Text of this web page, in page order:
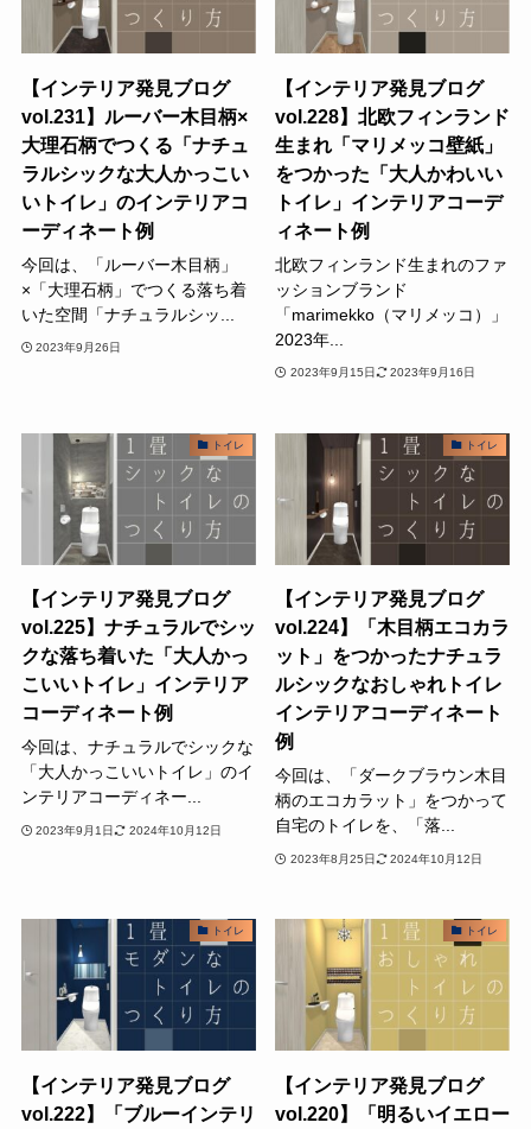
【インテリア発見ブログ
vol.231】ルーバー木目柄×
大理石柄でつくる「ナチュ
ラルシックな大人かっこい
いトイレ」のインテリアコ
ーディネート例
今回は、「ルーバー木目柄」
×「大理石柄」でつくる落ち着
いた空間「ナチュラルシッ...
2023年9月26日
【インテリア発見ブログ
vol.228】北欧フィンランド
生まれ「マリメッコ壁紙」
をつかった「大人かわいい
トイレ」インテリアコーデ
ィネート例
北欧フィンランド生まれのファ
ッションブランド
「marimekko（マリメッコ）」
2023年...
2023年9月15日 2023年9月16日
トイレ
【インテリア発見ブログ
vol.225】ナチュラルでシッ
クな落ち着いた「大人かっ
こいいトイレ」インテリア
コーディネート例
今回は、ナチュラルでシックな
「大人かっこいいトイレ」のイ
ンテリアコーディネー...
2023年9月1日 2024年10月12日
トイレ
【インテリア発見ブログ
vol.224】「木目柄エコカラ
ット」をつかったナチュラ
ルシックなおしゃれトイレ
インテリアコーディネート
例
今回は、「ダークブラウン木目
柄のエコカラット」をつかって
自宅のトイレを、「落...
2023年8月25日 2024年10月12日
トイレ
【インテリア発見ブログ
vol.222】「ブルーインテリ
トイレ
【インテリア発見ブログ
vol.220】「明るいイエロー